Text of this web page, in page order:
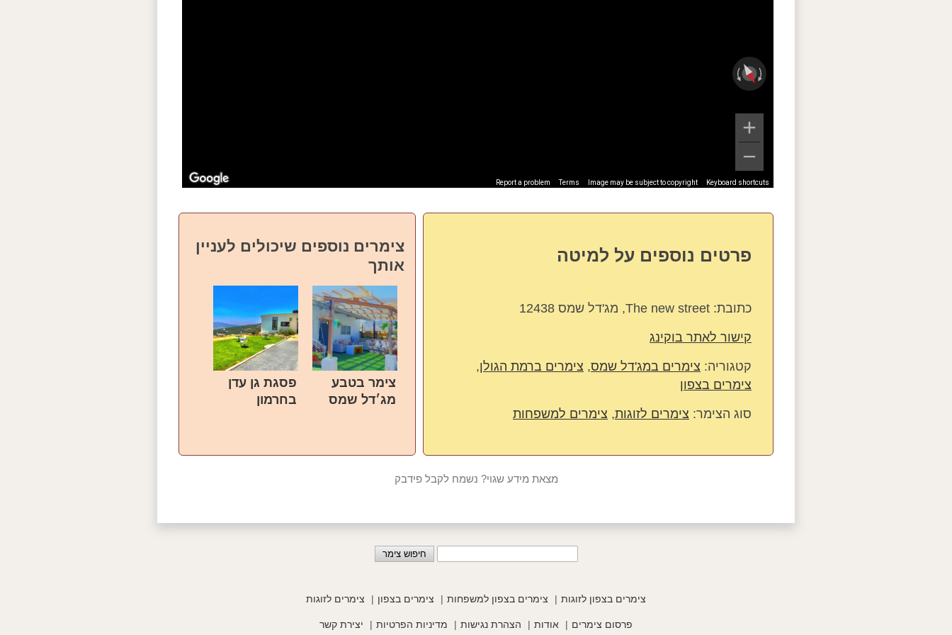
Keyboard shortcuts
Image may be subject to copyright
Terms
Report a problem
פרטים נוספים על למיטה
כתובת: The new street, מג'דל שמס 12438
קישור לאתר בוקינג
קטגוריה: צימרים במג'דל שמס, צימרים ברמת הגולן,
צימרים בצפון
סוג הצימר: צימרים לזוגות, צימרים למשפחות
צימרים נוספים שיכולים לעניין
אותך
צימר בטבע
מג׳דל שמס
פסגת גן עדן
בחרמון
מצאת מידע שגוי? נשמח לקבל פידבק
צימרים בצפון לזוגות צימרים בצפון למשפחות צימרים בצפון צימרים לזוגות
פרסום צימרים אודות הצהרת נגישות מדיניות הפרטיות יצירת קשר